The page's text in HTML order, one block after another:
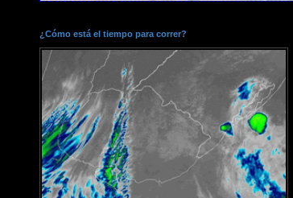
¿Cómo está el tiempo para correr?